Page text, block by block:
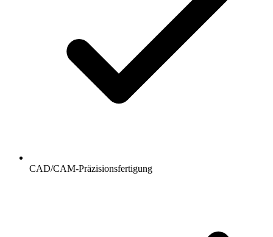
CAD/CAM-Präzisionsfertigung